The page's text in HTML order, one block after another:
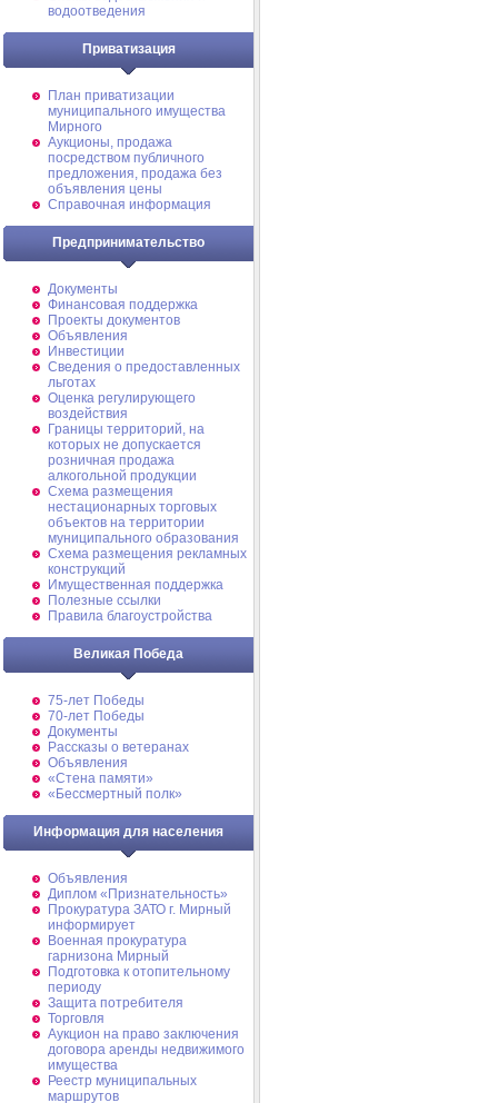
водоотведения
Приватизация
План приватизации
муниципального имущества
Мирного
Аукционы, продажа
посредством публичного
предложения, продажа без
объявления цены
Справочная информация
Предпринимательство
Документы
Финансовая поддержка
Проекты документов
Объявления
Инвестиции
Сведения о предоставленных
льготах
Оценка регулирующего
воздействия
Границы территорий, на
которых не допускается
розничная продажа
алкогольной продукции
Схема размещения
нестационарных торговых
объектов на территории
муниципального образования
Схема размещения рекламных
конструкций
Имущественная поддержка
Полезные ссылки
Правила благоустройства
Великая Победа
75-лет Победы
70-лет Победы
Документы
Рассказы о ветеранах
Объявления
«Стена памяти»
«Бессмертный полк»
Информация для населения
Объявления
Диплом «Признательность»
Прокуратура ЗАТО г. Мирный
информирует
Военная прокуратура
гарнизона Мирный
Подготовка к отопительному
периоду
Защита потребителя
Торговля
Аукцион на право заключения
договора аренды недвижимого
имущества
Реестр муниципальных
маршрутов